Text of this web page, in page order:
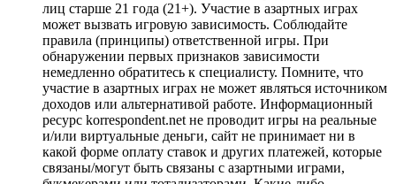
лиц старше 21 года (21+). Участие в азартных играх
может вызвать игровую зависимость. Соблюдайте
правила (принципы) ответственной игры. При
обнаружении первых признаков зависимости
немедленно обратитесь к специалисту. Помните, что
участие в азартных играх не может являться источником
доходов или альтернативой работе. Информационный
ресурс korrespondent.net не проводит игры на реальные
и/или виртуальные деньги, сайт не принимает ни в
какой форме оплату ставок и других платежей, которые
связаны/могут быть связаны с азартными играми,